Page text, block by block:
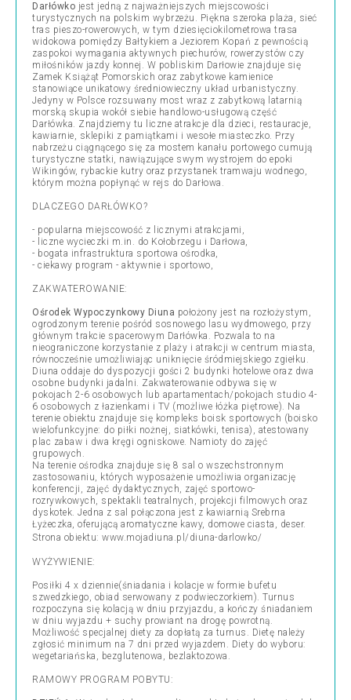
Darłówko jest jedną z najważniejszych miejscowości
turystycznych na polskim wybrzeżu. Piękna szeroka plaża, sieć
tras pieszo-rowerowych, w tym dziesięciokilometrowa trasa
widokowa pomiędzy Bałtykiem a Jeziorem Kopań z pewnością
zaspokoi wymagania aktywnych piechurów, rowerzystów czy
miłośników jazdy konnej. W pobliskim Darłowie znajduje się
Zamek Książąt Pomorskich oraz zabytkowe kamienice
stanowiące unikatowy średniowieczny układ urbanistyczny.
Jedyny w Polsce rozsuwany most wraz z zabytkową latarnią
morską skupia wokół siebie handlowo-usługową część
Darłówka. Znajdziemy tu liczne atrakcje dla dzieci, restauracje,
kawiarnie, sklepiki z pamiątkami i wesołe miasteczko. Przy
nabrzeżu ciągnącego się za mostem kanału portowego cumują
turystyczne statki, nawiązujące swym wystrojem do epoki
Wikingów, rybackie kutry oraz przystanek tramwaju wodnego,
którym można popłynąć w rejs do Darłowa.
DLACZEGO DARŁÓWKO?
- popularna miejscowość z licznymi atrakcjami,
- liczne wycieczki m.in. do Kołobrzegu i Darłowa,
- bogata infrastruktura sportowa ośrodka,
- ciekawy program - aktywnie i sportowo,
ZAKWATEROWANIE:
Ośrodek Wypoczynkowy Diuna położony jest na rozłożystym,
ogrodzonym terenie pośród sosnowego lasu wydmowego, przy
głównym trakcie spacerowym Darłówka. Pozwala to na
nieograniczone korzystanie z plaży i atrakcji w centrum miasta,
równocześnie umożliwiając uniknięcie śródmiejskiego zgiełku.
Diuna oddaje do dyspozycji gości 2 budynki hotelowe oraz dwa
osobne budynki jadalni. Zakwaterowanie odbywa się w
pokojach 2-6 osobowych lub apartamentach/pokojach studio 4-
6 osobowych z łazienkami i TV (możliwe łóżka piętrowe). Na
terenie obiektu znajduje się kompleks boisk sportowych (boisko
wielofunkcyjne: do piłki nożnej, siatkówki, tenisa), atestowany
plac zabaw i dwa kręgi ogniskowe. Namioty do zajęć
grupowych.
Na terenie ośrodka znajduje się 8 sal o wszechstronnym
zastosowaniu, których wyposażenie umożliwia organizację
konferencji, zajęć dydaktycznych, zajęć sportowo-
rozrywkowych, spektakli teatralnych, projekcji filmowych oraz
dyskotek. Jedna z sal połączona jest z kawiarnią Srebrna
Łyżeczka, oferującą aromatyczne kawy, domowe ciasta, deser.
Strona obiektu: www.mojadiuna.pl/diuna-darlowko/
WYŻYWIENIE:
Posiłki 4 x dziennie(śniadania i kolacje w formie bufetu
szwedzkiego, obiad serwowany z podwieczorkiem). Turnus
rozpoczyna się kolacją w dniu przyjazdu, a kończy śniadaniem
w dniu wyjazdu + suchy prowiant na drogę powrotną.
Możliwość specjalnej diety za dopłatą za turnus. Dietę należy
zgłosić minimum na 7 dni przed wyjazdem. Diety do wyboru:
wegetariańska, bezglutenowa, bezlaktozowa.
RAMOWY PROGRAM POBYTU: